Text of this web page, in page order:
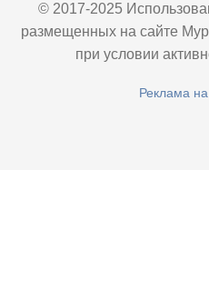
© 2017-2025
размещенных на сайте
при условии
Реклама